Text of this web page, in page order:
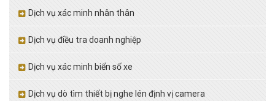
Dịch vụ xác minh nhân thân
Dịch vụ điều tra doanh nghiệp
Dịch vụ xác minh biển số xe
Dịch vụ dò tìm thiết bị nghe lén định vị camera